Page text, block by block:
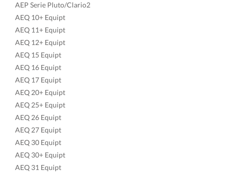
AEP Serie Pluto/Clario2
AEQ 10+ Equipt
AEQ 11+ Equipt
AEQ 12+ Equipt
AEQ 15 Equipt
AEQ 16 Equipt
AEQ 17 Equipt
AEQ 20+ Equipt
AEQ 25+ Equipt
AEQ 26 Equipt
AEQ 27 Equipt
AEQ 30 Equipt
AEQ 30+ Equipt
AEQ 31 Equipt